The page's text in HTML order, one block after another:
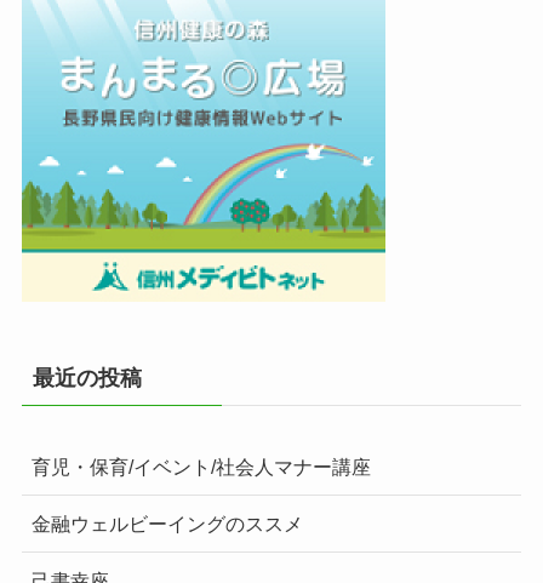
最近の投稿
育児・保育/イベント/社会人マナー講座
金融ウェルビーイングのススメ